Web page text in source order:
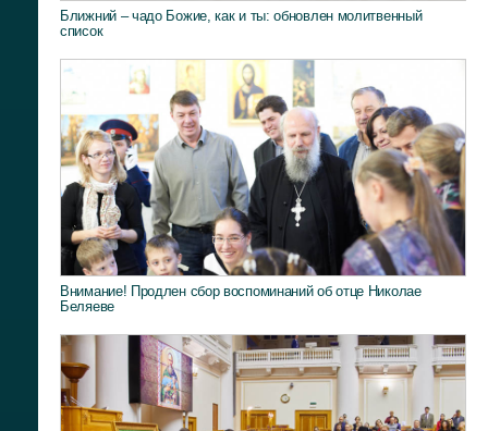
Ближний – чадо Божие, как и ты: обновлен молитвенный
список
Внимание! Продлен сбор воспоминаний об отце Николае
Беляеве